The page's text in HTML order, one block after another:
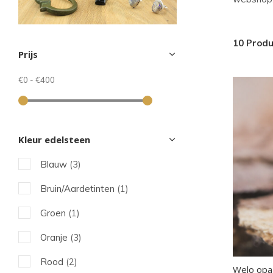
op
om
te
Als
u
met
10
Welo
Prijs
€0 - €400
Kleur edelsteen
Blauw (3)
Bruin/Aardetinten (1)
Groen (1)
Oranje (3)
Rood (2)